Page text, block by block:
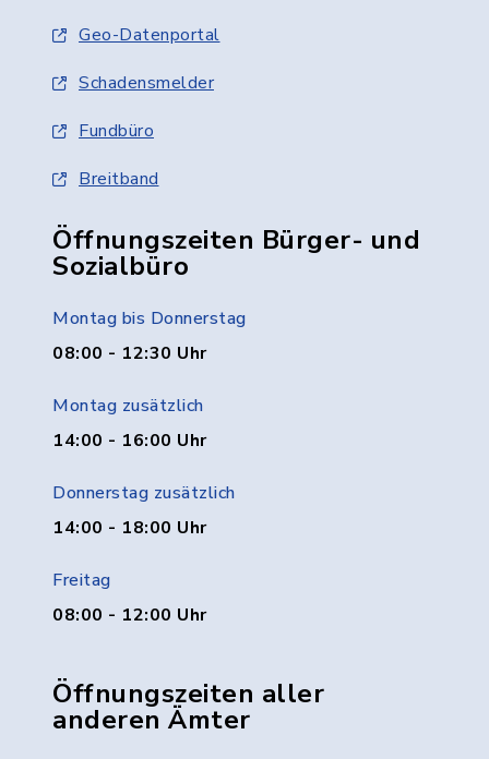
Geo-Datenportal
Schadensmelder
Fundbüro
Breitband
Öffnungszeiten Bürger- und
Sozialbüro
Montag bis Donnerstag
08:00 - 12:30 Uhr
Montag zusätzlich
14:00 - 16:00 Uhr
Donnerstag zusätzlich
14:00 - 18:00 Uhr
Freitag
08:00 - 12:00 Uhr
Öffnungszeiten aller
anderen Ämter